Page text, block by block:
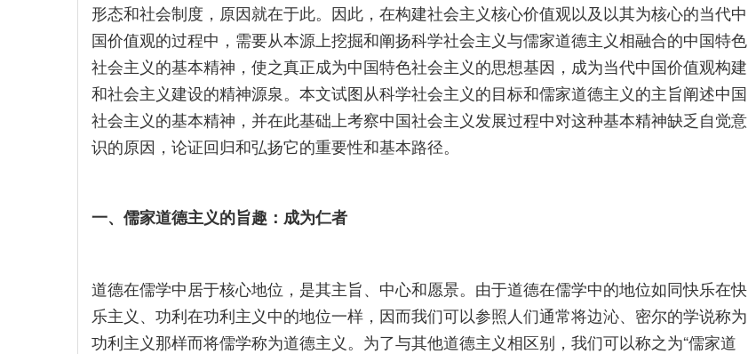
形态和社会制度，原因就在于此。因此，在构建社会主义核心价值观以及以其为核心的当代中
国价值观的过程中，需要从本源上挖掘和阐扬科学社会主义与儒家道德主义相融合的中国特色
社会主义的基本精神，使之真正成为中国特色社会主义的思想基因，成为当代中国价值观构建
和社会主义建设的精神源泉。本文试图从科学社会主义的目标和儒家道德主义的主旨阐述中国
社会主义的基本精神，并在此基础上考察中国社会主义发展过程中对这种基本精神缺乏自觉意
识的原因，论证回归和弘扬它的重要性和基本路径。
一、儒家道德主义的旨趣：成为仁者
道德在儒学中居于核心地位，是其主旨、中心和愿景。由于道德在儒学中的地位如同快乐在快
乐主义、功利在功利主义中的地位一样，因而我们可以参照人们通常将边沁、密尔的学说称为
功利主义那样而将儒学称为道德主义。为了与其他道德主义相区别，我们可以称之为“儒家道